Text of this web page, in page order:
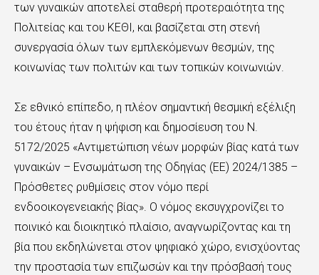
των γυναικών αποτελεί σταθερή προτεραιότητα της
Πολιτείας και του ΚΕΘΙ, και βασίζεται στη στενή
συνεργασία όλων των εμπλεκόμενων θεσμών, της
κοινωνίας των πολιτών και των τοπικών κοινωνιών.
Σε εθνικό επίπεδο, η πλέον σημαντική θεσμική εξέλιξη
του έτους ήταν η ψήφιση και δημοσίευση του Ν.
5172/2025 «Αντιμετώπιση νέων μορφών βίας κατά των
γυναικών – Ενσωμάτωση της Οδηγίας (ΕΕ) 2024/1385 –
Πρόσθετες ρυθμίσεις στον νόμο περί
ενδοοικογενειακής βίας». Ο νόμος εκσυγχρονίζει το
ποινικό και διοικητικό πλαίσιο, αναγνωρίζοντας και τη
βία που εκδηλώνεται στον ψηφιακό χώρο, ενισχύοντας
την προστασία των επιζωσών και την πρόσβασή τους